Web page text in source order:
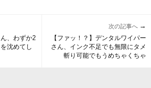
、わずか2
沈めてし
次の記事へ →
【ファッ！？】デンタルワイパー
さん、インク不足でも無限にタメ
斬り可能でもうめちゃくちゃ